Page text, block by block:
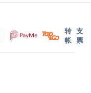
转
帐
支
票